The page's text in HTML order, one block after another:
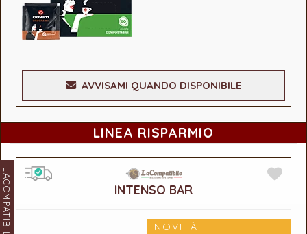
AVVISAMI QUANDO DISPONIBILE
LINEA RISPARMIO
LACOMPATIBILE INTENSO BAR
NOVITÀ